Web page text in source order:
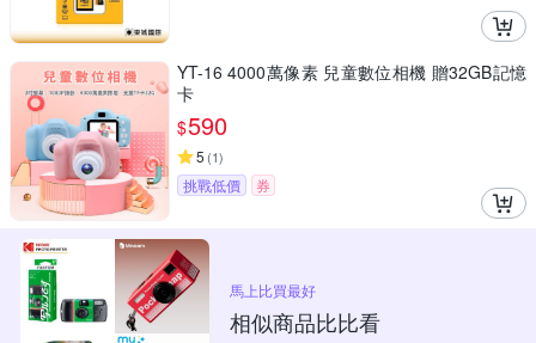
YT-16 4000萬像素 兒童數位相機 贈32GB記憶
卡
$590
5 (1)
挑戰低價 券
馬上比買最好
相似商品比比看